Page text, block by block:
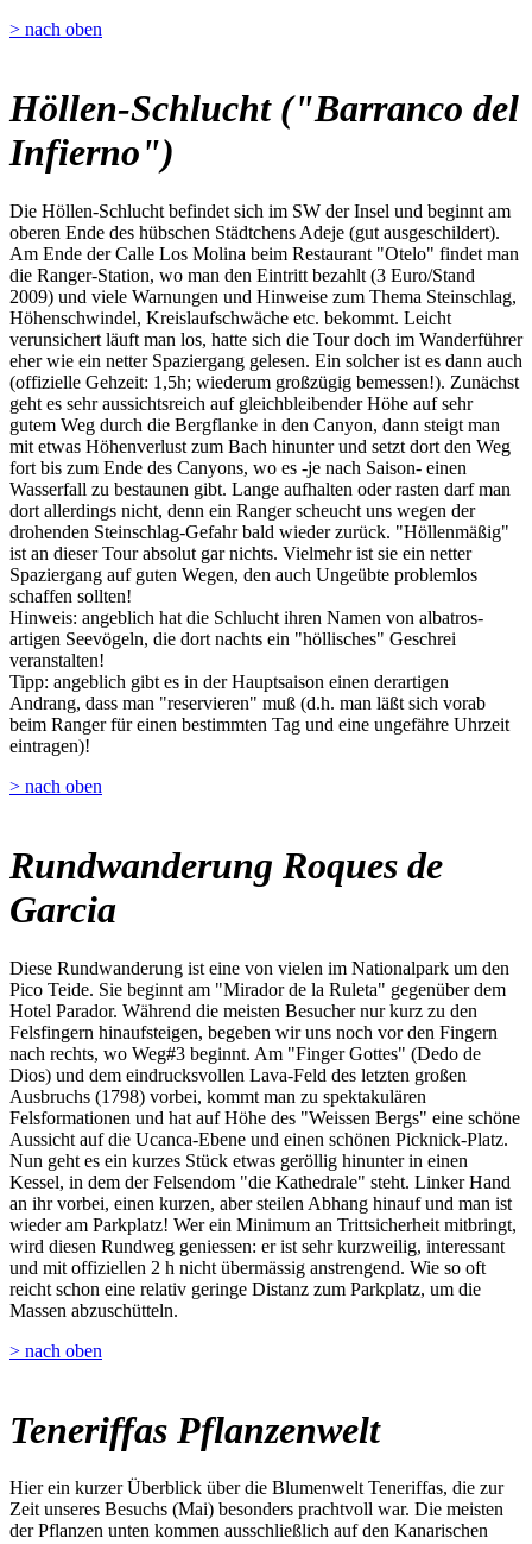
> nach oben
Höllen-Schlucht ("Barranco del
Infierno")
Die Höllen-Schlucht befindet sich im SW der Insel und beginnt am
oberen Ende des hübschen Städtchens Adeje (gut ausgeschildert).
Am Ende der Calle Los Molina beim Restaurant "Otelo" findet man
die Ranger-Station, wo man den Eintritt bezahlt (3 Euro/Stand
2009) und viele Warnungen und Hinweise zum Thema Steinschlag,
Höhenschwindel, Kreislaufschwäche etc. bekommt. Leicht
verunsichert läuft man los, hatte sich die Tour doch im Wanderführer
eher wie ein netter Spaziergang gelesen. Ein solcher ist es dann auch
(offizielle Gehzeit: 1,5h; wiederum großzügig bemessen!). Zunächst
geht es sehr aussichtsreich auf gleichbleibender Höhe auf sehr
gutem Weg durch die Bergflanke in den Canyon, dann steigt man
mit etwas Höhenverlust zum Bach hinunter und setzt dort den Weg
fort bis zum Ende des Canyons, wo es -je nach Saison- einen
Wasserfall zu bestaunen gibt. Lange aufhalten oder rasten darf man
dort allerdings nicht, denn ein Ranger scheucht uns wegen der
drohenden Steinschlag-Gefahr bald wieder zurück. "Höllenmäßig"
ist an dieser Tour absolut gar nichts. Vielmehr ist sie ein netter
Spaziergang auf guten Wegen, den auch Ungeübte problemlos
schaffen sollten!
Hinweis: angeblich hat die Schlucht ihren Namen von albatros-
artigen Seevögeln, die dort nachts ein "höllisches" Geschrei
veranstalten!
Tipp: angeblich gibt es in der Hauptsaison einen derartigen
Andrang, dass man "reservieren" muß (d.h. man läßt sich vorab
beim Ranger für einen bestimmten Tag und eine ungefähre Uhrzeit
eintragen)!
> nach oben
Rundwanderung Roques de
Garcia
Diese Rundwanderung ist eine von vielen im Nationalpark um den
Pico Teide. Sie beginnt am "Mirador de la Ruleta" gegenüber dem
Hotel Parador. Während die meisten Besucher nur kurz zu den
Felsfingern hinaufsteigen, begeben wir uns noch vor den Fingern
nach rechts, wo Weg#3 beginnt. Am "Finger Gottes" (Dedo de
Dios) und dem eindrucksvollen Lava-Feld des letzten großen
Ausbruchs (1798) vorbei, kommt man zu spektakulären
Felsformationen und hat auf Höhe des "Weissen Bergs" eine schöne
Aussicht auf die Ucanca-Ebene und einen schönen Picknick-Platz.
Nun geht es ein kurzes Stück etwas geröllig hinunter in einen
Kessel, in dem der Felsendom "die Kathedrale" steht. Linker Hand
an ihr vorbei, einen kurzen, aber steilen Abhang hinauf und man ist
wieder am Parkplatz! Wer ein Minimum an Trittsicherheit mitbringt,
wird diesen Rundweg geniessen: er ist sehr kurzweilig, interessant
und mit offiziellen 2 h nicht übermässig anstrengend. Wie so oft
reicht schon eine relativ geringe Distanz zum Parkplatz, um die
Massen abzuschütteln.
> nach oben
Teneriffas Pflanzenwelt
Hier ein kurzer Überblick über die Blumenwelt Teneriffas, die zur
Zeit unseres Besuchs (Mai) besonders prachtvoll war. Die meisten
der Pflanzen unten kommen ausschließlich auf den Kanarischen